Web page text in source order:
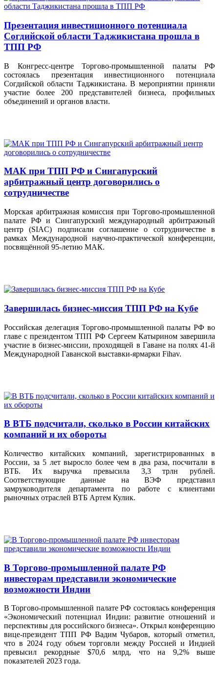
Презентация инвестиционного потенциала
Согдийской области Таджикистана прошла в
ТПП РФ
В Конгресс-центре Торгово-промышленной палаты РФ
состоялась презентация инвестиционного потенциала
Согдийской области Таджикистана. В мероприятии приняли
участие более 200 представителей бизнеса, профильных
объединений и органов власти.
МАК при ТПП РФ и Сингапурский
арбитражный центр договорились о
сотрудничестве
Морская арбитражная комиссия при Торгово-промышленной
палате РФ и Сингапурский международный арбитражный
центр (SIAC) подписали соглашение о сотрудничестве в
рамках Международной научно-практической конференции,
посвящённой 95-летию МАК.
Завершилась бизнес-миссия ТПП РФ на Кубе
Российская делегация Торгово-промышленной палаты РФ во
главе с президентом ТПП РФ Сергеем Катырином завершила
участие в бизнес-миссии, проходящей в Гаване на полях 41-й
Международной Гаванской выставки-ярмарки Fihav.
В ВТБ подсчитали, сколько в России китайских
компаний и их обороты
Количество китайских компаний, зарегистрированных в
России, за 5 лет выросло более чем в два раза, посчитали в
ВТБ. Их выручка превысила 3,3 трлн рублей.
Соответствующие данные на ВЭФ представил
замруководителя департамента по работе с клиентами
рыночных отраслей ВТБ Артем Кулик.
В Торгово-промышленной палате РФ
инвесторам представили экономические
возможности Индии
В Торгово-промышленной палате РФ состоялась конференция
«Экономический потенциал Индии: развитие отношений и
перспективы для российского бизнеса». Открыл конференцию
вице-президент ТПП РФ Вадим Чубаров, который отметил,
что в 2024 году объем торговли между Россией и Индией
превысил рекордные $70,6 млрд, что на 9,2% выше
показателей 2023 года.